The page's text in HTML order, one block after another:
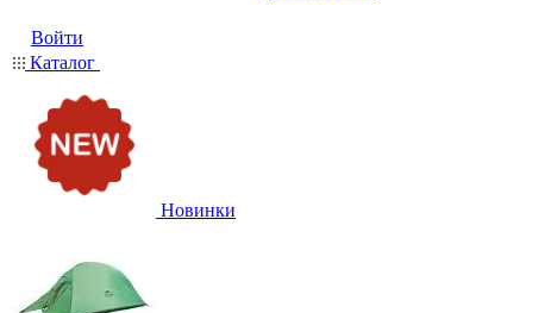
Войти
Каталог
Новинки